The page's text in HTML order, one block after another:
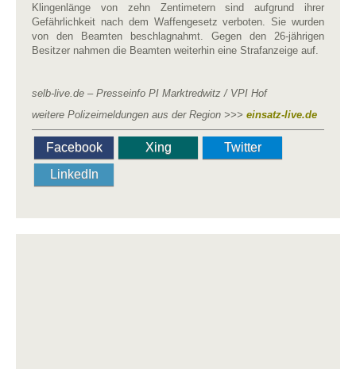
Klingenlänge von zehn Zentimetern sind aufgrund ihrer
Gefährlichkeit nach dem Waffengesetz verboten. Sie wurden
von den Beamten beschlagnahmt. Gegen den 26-jährigen
Besitzer nahmen die Beamten weiterhin eine Strafanzeige auf.
selb-live.de – Presseinfo PI Marktredwitz / VPI Hof
weitere Polizeimeldungen aus der Region >>> einsatz-live.de
Facebook Xing
Twitter
LinkedIn